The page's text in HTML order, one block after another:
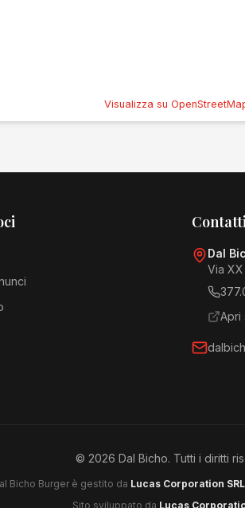
Visualizza su
Dal
Via XX
Apri
© 2026 Dal Bicho. Tutti i diritti
Bicho Burger è gestito da Lucas Corporation
Sito sviluppato da Lucas